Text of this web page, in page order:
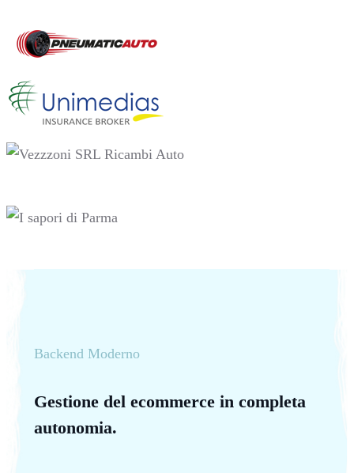
Backend Moderno
Gestione del ecommerce in completa
autonomia.